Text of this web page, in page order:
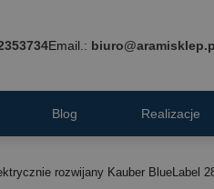
Email.:
Blog Realizacje
rozwijany Kauber BlueLabel